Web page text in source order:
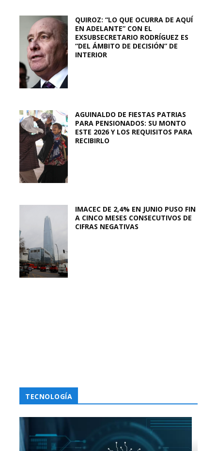
QUIROZ: “LO QUE OCURRA DE AQUÍ
EN ADELANTE” CON EL
EXSUBSECRETARIO RODRÍGUEZ ES
“DEL ÁMBITO DE DECISIÓN” DE
INTERIOR
AGUINALDO DE FIESTAS PATRIAS
PARA PENSIONADOS: SU MONTO
ESTE 2026 Y LOS REQUISITOS PARA
RECIBIRLO
IMACEC DE 2,4% EN JUNIO PUSO FIN
A CINCO MESES CONSECUTIVOS DE
CIFRAS NEGATIVAS
TECNOLOGÍA